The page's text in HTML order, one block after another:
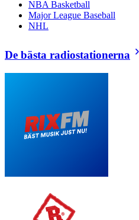
NBA Basketball
Major League Baseball
NHL
De bästa radiostationerna